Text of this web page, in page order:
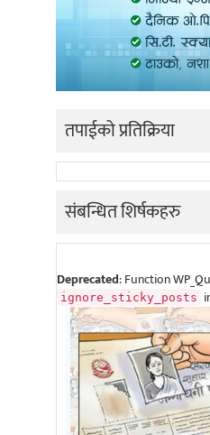
तपाईको प्रतिक्रिया
संबन्धित शिर्षकहरु
Deprecated: Function
ignore_sticky_posts